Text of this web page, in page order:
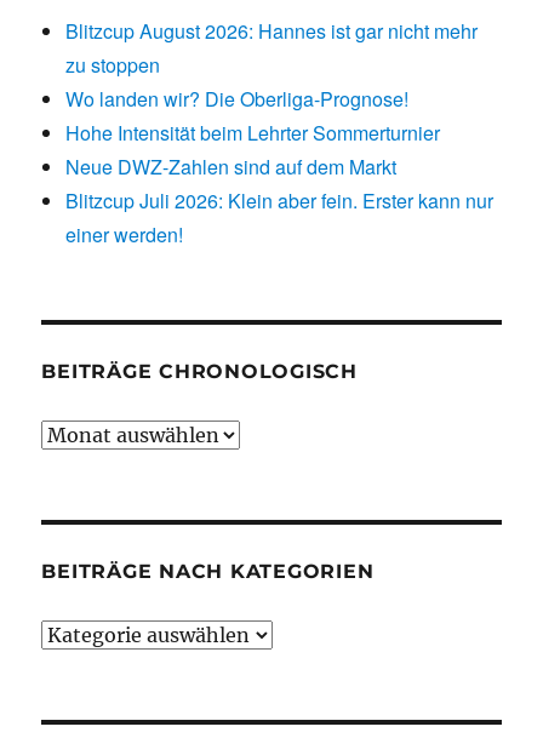
Blitzcup August 2026: Hannes ist gar nicht mehr
zu stoppen
Wo landen wir? Die Oberliga-Prognose!
Hohe Intensität beim Lehrter Sommerturnier
Neue DWZ-Zahlen sind auf dem Markt
Blitzcup Juli 2026: Klein aber fein. Erster kann nur
einer werden!
BEITRÄGE CHRONOLOGISCH
Beiträge
BEITRÄGE NACH KATEGORIEN
Beiträge